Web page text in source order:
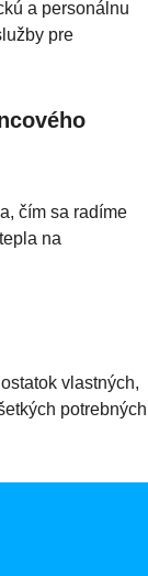
a personálnu
pre
čím sa radíme
na
vlastných,
potrebných